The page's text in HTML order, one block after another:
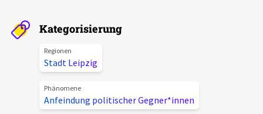
Aktuelles
Alle Beiträge
Veranstaltungen
Projektbeschreibung
Kategorisierung
Regionen
Stadt Leipzig
Phänomene
Anfeindung politischer Gegner*innen